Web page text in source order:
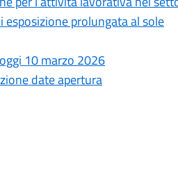
prolungata al sole
10 marzo 2026
date apertura